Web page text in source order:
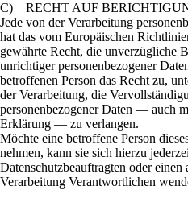
C) RECHT AUF
Jede von der Verarbeitung
hat das vom Europäischen
gewährte Recht, die unverzügliche
unrichtiger personenbezogener
betroffenen Person das Recht zu,
der Verarbeitung, die
personenbezogener Daten — auch
Erklärung — zu verlangen.
Möchte eine betroffene Person
nehmen, kann sie sich hierzu
Datenschutzbeauftragten oder
Verarbeitung Verantwortlichen